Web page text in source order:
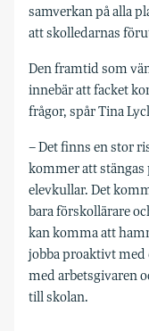
samverkan på alla
att skolledarnas
Den framtid som
innebär att facket
frågor, spår Tina
– Det finns en stor
kommer att
elevkullar. Det
bara förskollärare
kan komma att
jobba proaktivt med
med arbetsgivaren
till skolan.